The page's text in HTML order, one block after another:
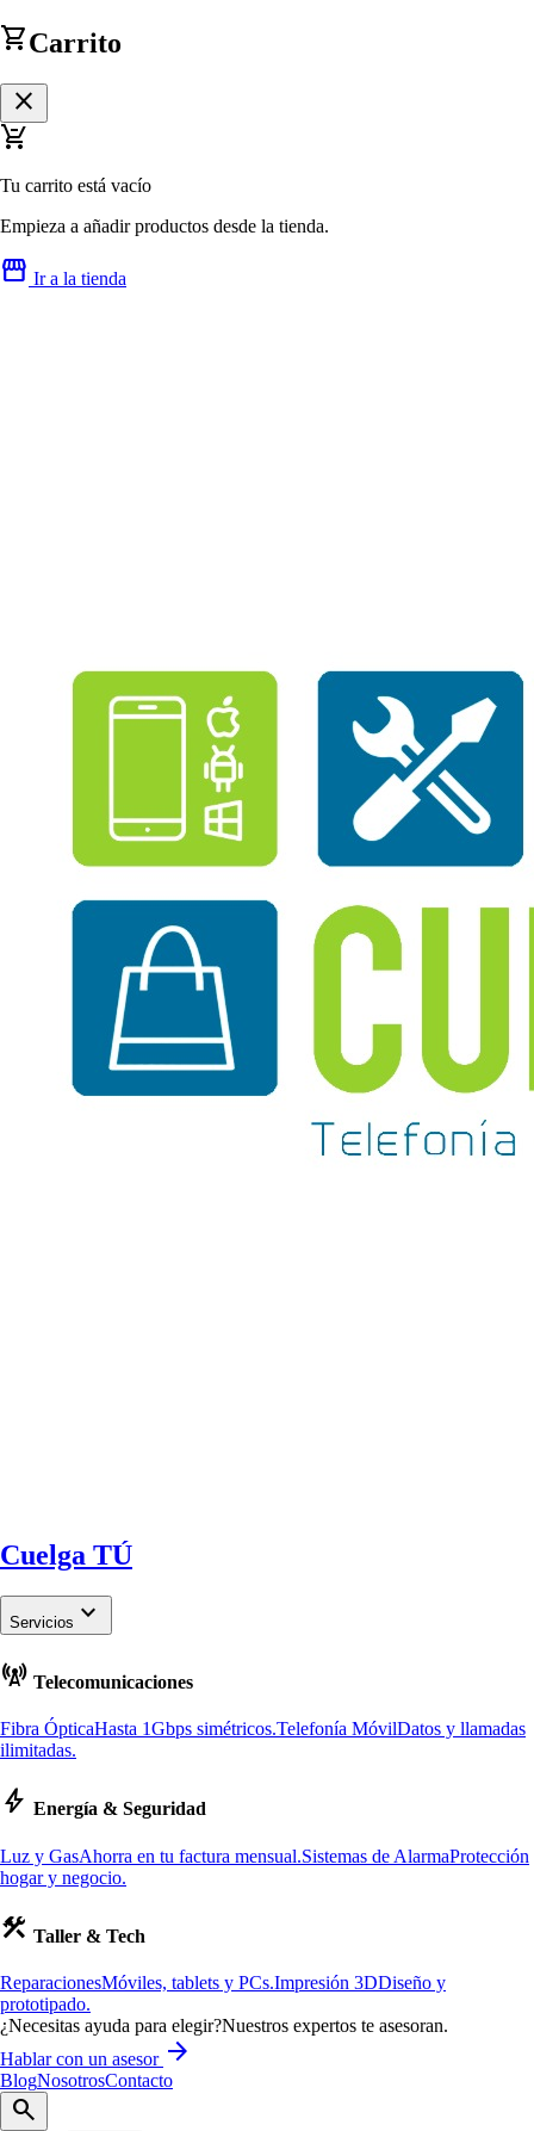
shopping_cartCarrito
close
remove_shopping_cart
Tu carrito está vacío
Empieza a añadir productos desde la tienda.
storefront Ir a la tienda
Cuelga TÚ
Servicios keyboard_arrow_down
cell_tower Telecomunicaciones
Fibra ÓpticaHasta 1Gbps simétricos.Telefonía MóvilDatos y llamadas
ilimitadas.
bolt Energía & Seguridad
Luz y GasAhorra en tu factura mensual.Sistemas de AlarmaProtección
hogar y negocio.
construction Taller & Tech
ReparacionesMóviles, tablets y PCs.Impresión 3DDiseño y
prototipado.
¿Necesitas ayuda para elegir?Nuestros expertos te asesoran.
Hablar con un asesor arrow_forward
BlogNosotrosContacto
search